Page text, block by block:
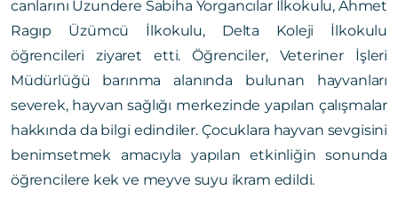
canlarını Uzundere Sabiha Yorgancılar İlkokulu, Ahmet
Ragıp Üzümcü İlkokulu, Delta Koleji İlkokulu
öğrencileri ziyaret etti. Öğrenciler, Veteriner İşleri
Müdürlüğü barınma alanında bulunan hayvanları
severek, hayvan sağlığı merkezinde yapılan çalışmalar
hakkında da bilgi edindiler. Çocuklara hayvan sevgisini
benimsetmek amacıyla yapılan etkinliğin sonunda
öğrencilere kek ve meyve suyu ikram edildi.